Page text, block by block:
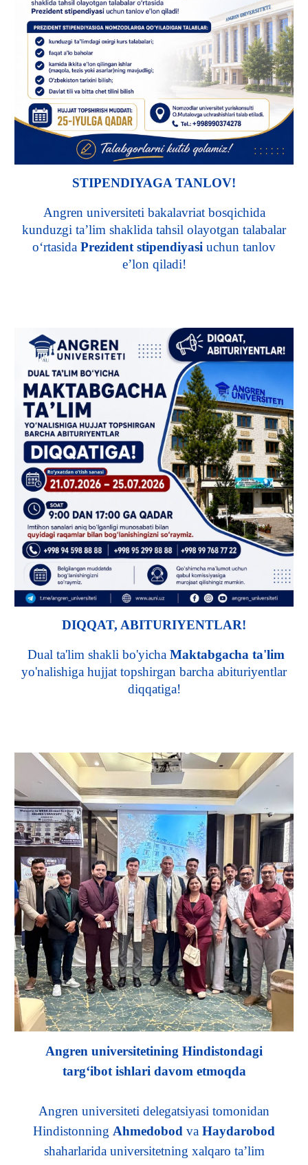
STIPENDIYAGA TANLOV!
Angren universiteti bakalavriat bosqichida
kunduzgi ta’lim shaklida tahsil olayotgan talabalar
o‘rtasida Prezident stipendiyasi uchun tanlov
e’lon qiladi!
DIQQAT, ABITURIYENTLAR!
Dual ta'lim shakli bo'yicha Maktabgacha ta'lim
yo'nalishiga hujjat topshirgan barcha abituriyentlar
diqqatiga!
Angren universitetining Hindistondagi
targ‘ibot ishlari davom etmoqda
Angren universiteti delegatsiyasi tomonidan
Hindistonning Ahmedobod va Haydarobod
shaharlarida universitetning xalqaro ta’lim